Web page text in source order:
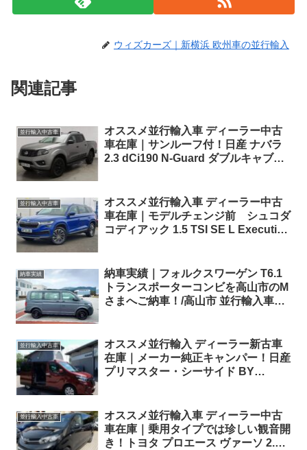
ウィズカーズ｜新横浜 欧州車の並行輸入
関連記事
並行輸入中古車
オススメ並行輸入車 ディーラー中古
車在庫｜サンルーフ付！日産 ナバラ
2.3 dCi190 N-Guard ダブルキャブ
並行輸入中古車
オススメ並行輸入車 ディーラー中古
車在庫｜モデルチェンジ前 シュコダ
コディアック 1.5 TSI SE L Executive
納車実績
納車実績｜フォルクスワーゲン T6.1
トランスポーターコンビを高山市のM
さまへご納車！/高山市 並行輸入車相
並行輸入中古車
オススメ並行輸入 ディーラー新古車
在庫｜メーカー純正キャンパー！日産
プリマスター・シーサイド BY
並行輸入中古車
オススメ並行輸入車 ディーラー中古
車在庫｜乗用タイプでは珍しい観音開
き！トヨタ プロエース ヴァーソ 2.0D